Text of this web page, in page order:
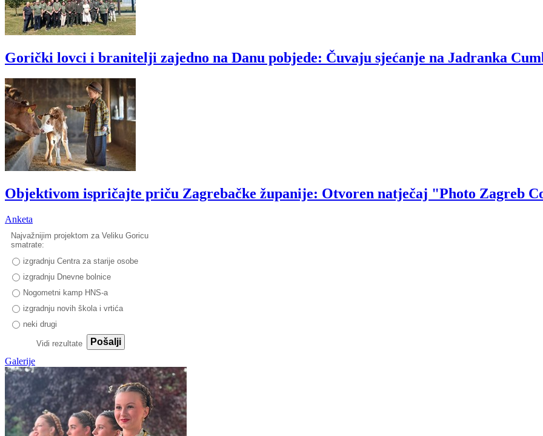
Gorički lovci i branitelji zajedno na Danu pobjede: Čuvaju sjećanje na Jadranka
Objektivom ispričajte priču Zagrebačke županije: Otvoren natječaj "Photo Zagreb
Anketa
Najvažnijim projektom za Veliku Goricu
smatrate:
izgradnju Centra za starije osobe
izgradnju Dnevne bolnice
Nogometni kamp HNS-a
izgradnju novih škola i vrtića
neki drugi
Vidi rezultate
Pošalji
Galerije